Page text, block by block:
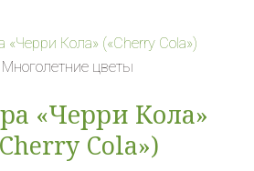
Многолетние цветы
«Черри Кола»
Cola»)